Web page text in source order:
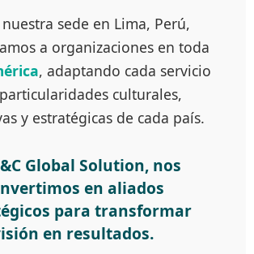
sede en Lima, Perú,
a organizaciones en toda
, adaptando cada servicio
culturales,
y estratégicas de cada país.
Global Solution, nos
en aliados
para transformar
en resultados.